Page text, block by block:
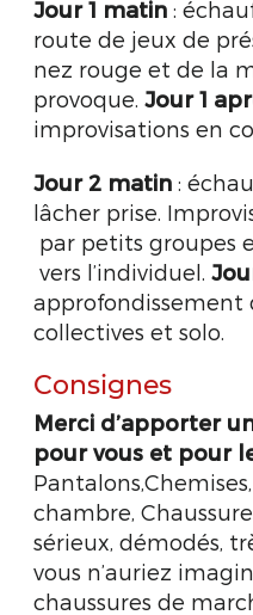
Jour 1 matin :
route de jeux de
nez rouge et de la
provoque. Jour 1
improvisations en
Jour 2 matin :
lâcher prise.
par petits groupes
vers l’individuel.
approfondissement
collectives et solo.
Consignes
Merci d’apporter
pour vous et pour
chambre,
sérieux, démodés,
vous n’auriez
chaussures de